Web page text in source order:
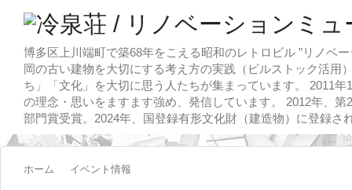
博多区上川端町で築68年をこえる昭和のレトロビル ”リノベ
岡の古い建物を大切にする考え方の実践（ビルストック活用
ち」「文化」を大切に思う人たちが集まっています。 2011
の理念・思いをますます強め、発信しています。 2012年、
部門賞受賞。2024年、国登録有形文化財（建造物）に登録さ
ホーム イベント情報